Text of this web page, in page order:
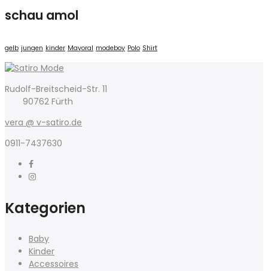
schau amol
gelb jungen kinder Mayoral modeboy Polo Shirt
Rudolf-Breitscheid-Str. 11
90762 Fürth
vera @ v-satiro.de
0911-7437630
Kategorien
Baby
Kinder
Accessoires